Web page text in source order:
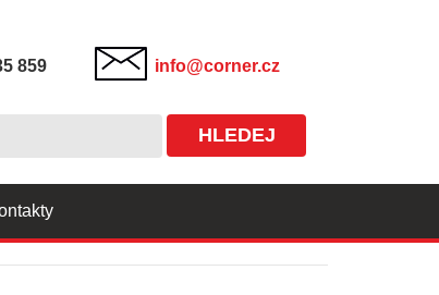
859 info@corner.cz
HLEDEJ